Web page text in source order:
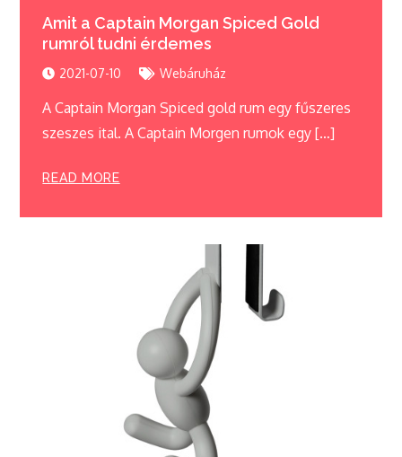
Amit a Captain Morgan Spiced Gold
rumról tudni érdemes
2021-07-10 Webáruház
A Captain Morgan Spiced gold rum egy fűszeres
szeszes ital. A Captain Morgen rumok egy […]
READ MORE